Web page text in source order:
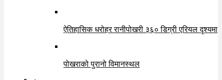
ऐतिहासिक धरोहर रानीपोखरी ३६० डिग्री एरियल दृश्यमा
पोखराको पुरानो विमानस्थल